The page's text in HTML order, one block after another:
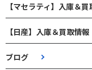
【マセラティ】入庫＆買
【日産】入庫＆買取情報
ブログ